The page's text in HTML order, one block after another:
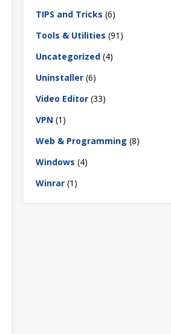
TIPS and Tricks (6)
Tools & Utilities (91)
Uncategorized (4)
Uninstaller (6)
Video Editor (33)
VPN (1)
Web & Programming (8)
Windows (4)
Winrar (1)